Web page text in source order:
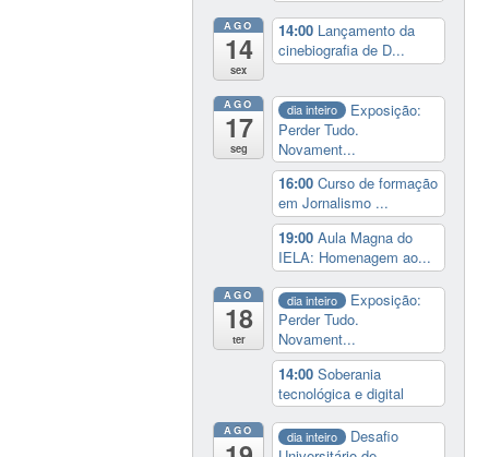
AGO
14
sex
14:00 Lançamento da
cinebiografia de D...
AGO
17
seg
dia inteiro
Exposição:
Perder Tudo.
Novament...
16:00Curso de formação
em Jornalismo ...
19:00Aula Magna do
IELA: Homenagem ao...
AGO
18
ter
dia inteiro
Exposição:
Perder Tudo.
Novament...
14:00Soberania
tecnológica e digital
AGO dia inteiro
Desafio